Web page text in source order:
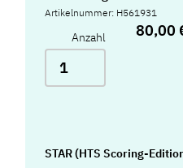
Artikelnummer: H561931
Anzahl 80,00
STAR (HTS Scoring-